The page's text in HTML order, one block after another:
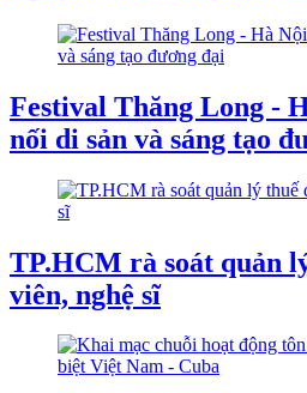
Festival Thăng Long -
nối di sản và sáng tạo
TP.HCM rà soát quản
viên, nghệ sĩ